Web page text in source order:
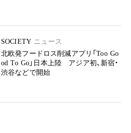
SOCIETY ニュース
北欧発フードロス削減アプリ「Too Go
od To Go」日本上陸 アジア初、新宿・
渋谷などで開始